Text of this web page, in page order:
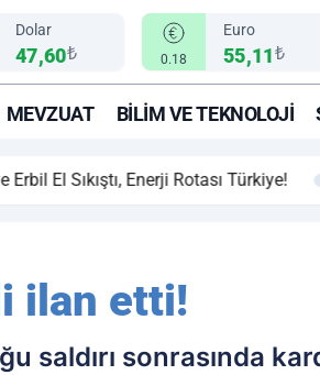
Dolar
47,60₺ 0.18
Euro
55,11₺
MEVZUAT BILIM VE TEKNOLOJI
Rotası Türkiye!
ilan etti!
saldırı sonrasında